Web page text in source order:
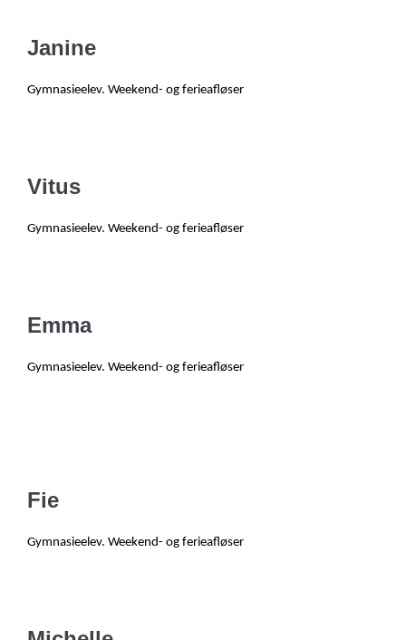
Janine
Gymnasieelev. Weekend- og ferieafløser
Vitus
Gymnasieelev. Weekend- og ferieafløser
Emma
Gymnasieelev. Weekend- og ferieafløser
Fie
Gymnasieelev. Weekend- og ferieafløser